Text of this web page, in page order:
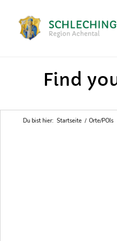
Du bist hier: Startseite / Orte/POIs
Find